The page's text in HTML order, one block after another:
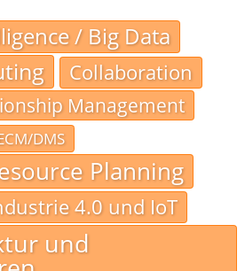
/ Big Data
Collaboration
Management
DMS
Planning
4.0 und IoT
und